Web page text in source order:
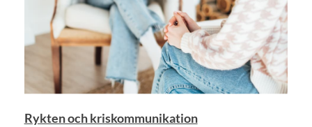
Rykten och kriskommunikation